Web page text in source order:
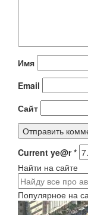
Имя
Email
Сайт
Current ye@r*
Найти на сайте
Популярное на